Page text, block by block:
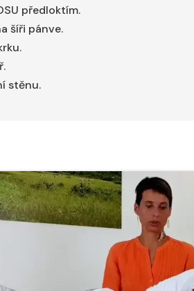
předloktím.
šíři pánve.
stěnu.